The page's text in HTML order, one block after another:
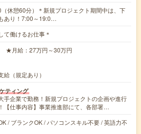
休憩60分）＊新規プロジェクト期間中は、下
あり！7:00～19:0…
て働けるお仕事＊
★月給：27万円～30万円
給（規定あり）
ティング
手企業で勤務！新規プロジェクトの企画や進行
【仕事内容】事業推進部にて、各部署…
/ ブランクOK / パソコンスキル不要 / 英語力不